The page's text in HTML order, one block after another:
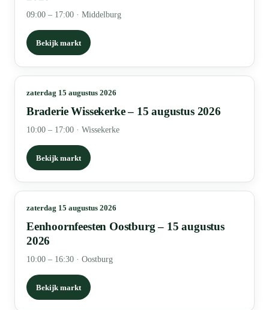
09:00 – 17:00 · Middelburg
Bekijk markt
zaterdag 15 augustus 2026
Braderie Wissekerke – 15 augustus 2026
10:00 – 17:00 · Wissekerke
Bekijk markt
zaterdag 15 augustus 2026
Eenhoornfeesten Oostburg – 15 augustus
2026
10:00 – 16:30 · Oostburg
Bekijk markt